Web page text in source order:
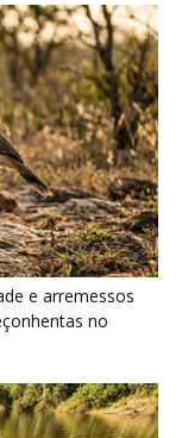
subaquática